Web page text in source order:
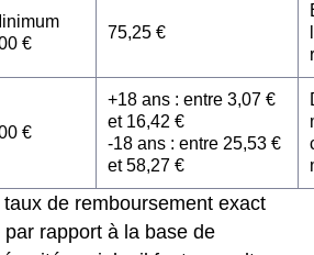
€
75,25 €
€
+18 ans : entre 3,07 €
et 16,42 €
-18 ans : entre 25,53 €
et 58,27 €
de remboursement exact
rapport à la base de